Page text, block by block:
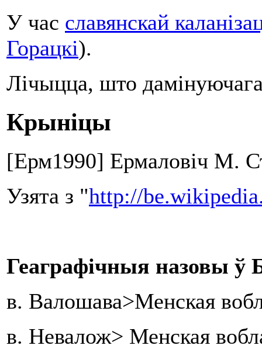
У час славянскай
Горацкі).
Лічыцца, што
Крыніцы
[Ерм1990] Ермаловіч М.
Узята з "http://
Геаграфічныя назовы ў
в. Валошава>Менская
в. Невалож> Менская